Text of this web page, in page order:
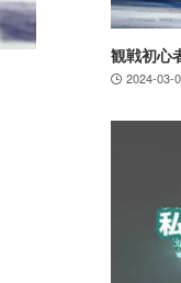
観戦初心
2024-03-